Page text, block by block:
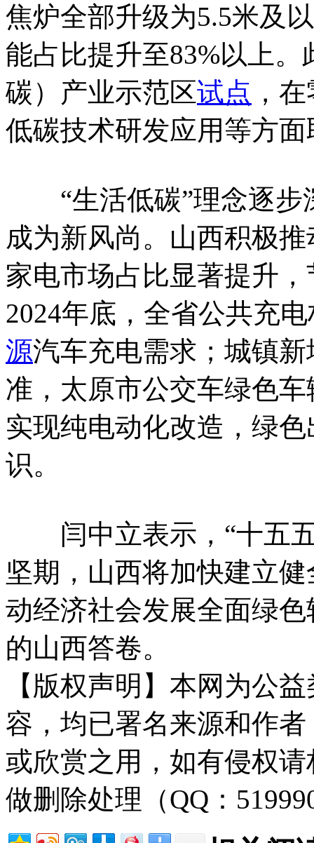
焦炉全部升级为5.5米及
能占比提升至83%以上
碳）产业示范区试点 ，
低碳技术研发应用等方
“生活低碳”理念逐步
成为新风尚。山西积极
家电市场占比显著提升
2024年底，全省公共充
源汽车充电需求；城镇
准，太原市公交车绿色
实现纯电动化改造，绿
识。
闫中立表示，“十五五
坚期，山西将加快建立健
动经济社会发展全面绿
的山西答卷。
【版权声明】本网为公
容，均已署名来源和作
或欣赏之用，如有侵权
做删除处理（QQ：